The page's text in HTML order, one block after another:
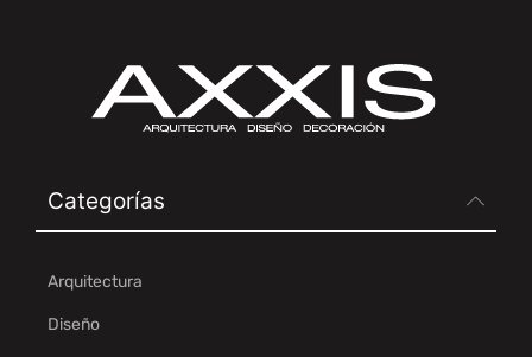
Categorías
Arquitectura
Diseño